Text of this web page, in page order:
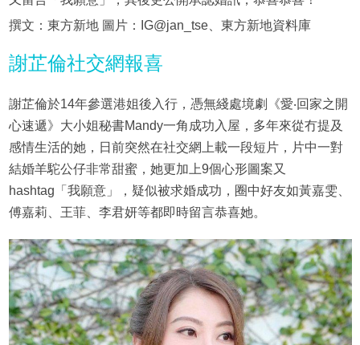
撰文：東方新地 圖片：IG@jan_tse、東方新地資料庫
謝芷倫社交網報喜
謝芷倫於14年參選港姐後入行，憑無綫處境劇《愛‧回家之開
心速遞》大小姐秘書Mandy一角成功入屋，多年來從冇提及
感情生活的她，日前突然在社交網上載一段短片，片中一對
結婚羊駝公仔非常甜蜜，她更加上9個心形圖案又
hashtag「我願意」，疑似被求婚成功，圈中好友如黃嘉雯、
傅嘉莉、王菲、李君妍等都即時留言恭喜她。